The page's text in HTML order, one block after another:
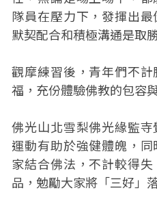
隊員在壓力下，發揮出
默契配合和積極溝通是取
觀摩練習後，青年們不
福，充份體驗佛教的包容
佛光山北雪梨佛光緣監
運動有助於強健體魄，
家結合佛法，不計較得
品，勉勵大家將「三好」